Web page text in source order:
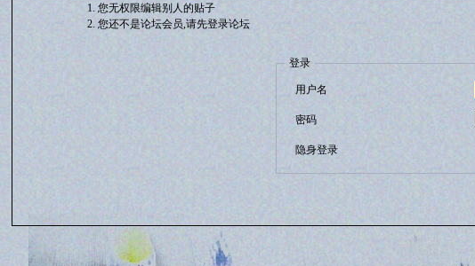
您无权限编辑别人的贴子
您还不是论坛会员,请先登录论坛
登录
用户名
密码
隐身登录